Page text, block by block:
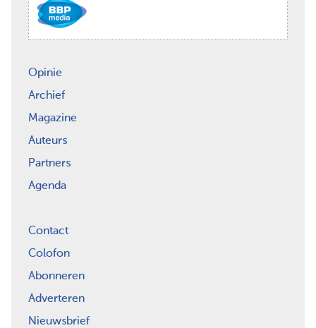
Opinie
Archief
Magazine
Auteurs
Partners
Agenda
Contact
Colofon
Abonneren
Adverteren
Nieuwsbrief